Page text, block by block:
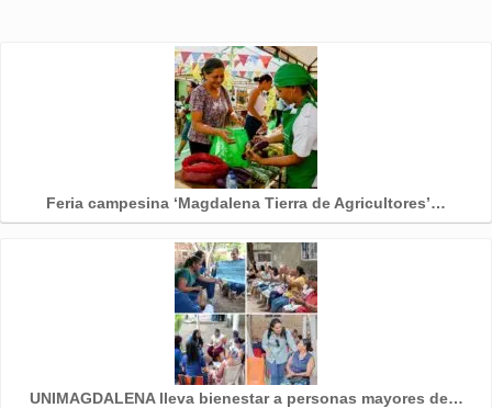
Feria campesina ‘Magdalena Tierra de Agricultores’…
UNIMAGDALENA lleva bienestar a personas mayores de…